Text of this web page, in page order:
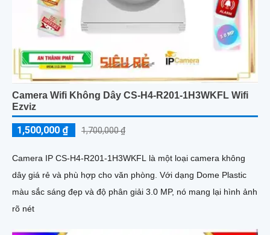
Camera Wifi Không Dây CS-H4-R201-1H3WKFL Wifi
Ezviz
1,500,000 ₫ 1,700,000 ₫
Camera IP CS-H4-R201-1H3WKFL là một loại camera không
dây giá rẻ và phù hợp cho văn phòng. Với dạng Dome Plastic
màu sắc sáng đẹp và độ phân giải 3.0 MP, nó mang lại hình ảnh
rõ nét